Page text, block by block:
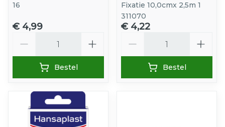
16
€ 4,99
Bestel
Fixatie 10,0cmx 2,5m 1
311070
€ 4,22
Bestel